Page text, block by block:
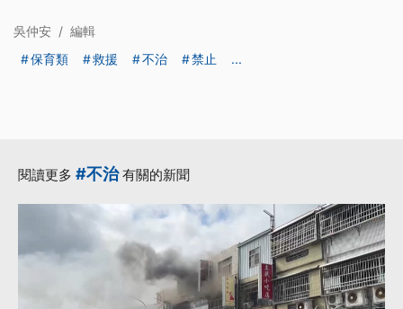
吳仲安 / 編輯
保育類
救援 不治 禁止 ...
閱讀更多 #不治有關的新聞